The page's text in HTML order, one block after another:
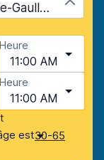
Aéroport de Paris-Charles-de-Gaulle (CDG), Paris, France
Heure
11:00 AM
Heure
11:00 AM
est30-65